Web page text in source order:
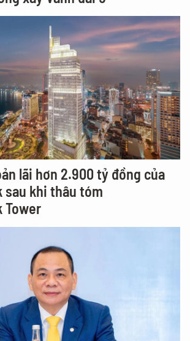
lãi hơn 2.900 tỷ đồng của
sau khi thâu tóm
Tower